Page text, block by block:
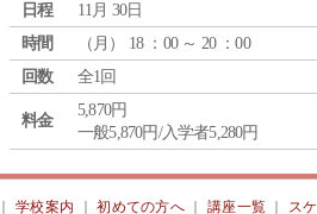
日程
11月 30日
時間
（ 月 ） 18 ：00 ～ 20 ：00
回数
全1回
料金
5,870円
一般5,870円/入学者5,280円
｜学校案内 ｜初めての方へ 講座一覧
ス